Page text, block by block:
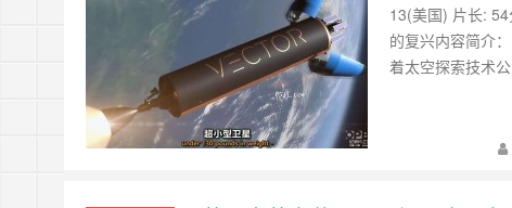
13(美国) 片长:
的复兴内容简介
着太空探索技术